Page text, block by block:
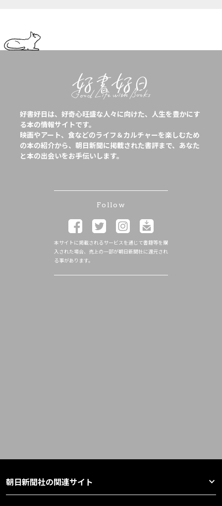
好書好日は、好奇心旺盛な人々に向けた、人生を豊かにす
る本の情報サイトです。
映画やアート、食などのライフ＆カルチャーを楽しむため
の本の紹介から、朝日新聞に掲載された書評まで、あなた
と本の出会いをお手伝いします。
Follow
本サイトに掲載されるサービスを通じて書籍等を購
入された場合、売上の一部が朝日新聞社に還元され
る事があります。
朝日新聞社の関連サイト